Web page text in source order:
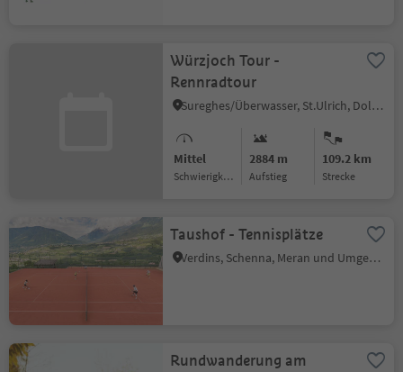
Würzjoch Tour -
Rennradtour
Sureghes/Überwasser, St.Ulrich, Dolomitenregion Gröden
Mittel
Schwierigkeitsgrad
2884 m
Aufstieg
109.2 km
Strecke
Taushof - Tennisplätze
Verdins, Schenna, Meran und Umgebung
Rundwanderung am